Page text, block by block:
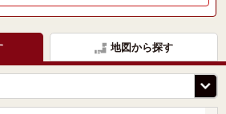
地図から探す